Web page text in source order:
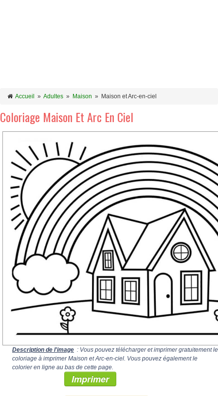
Accueil » Adultes » Maison » Maison et Arc-en-ciel
Coloriage Maison Et Arc En Ciel
Description de l'image : Vous pouvez télécharger et imprimer gratuitement le
coloriage à imprimer Maison et Arc-en-ciel. Vous pouvez également le
colorier en ligne au bas de cette page.
Imprimer